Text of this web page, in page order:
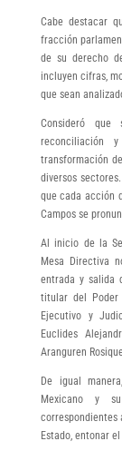
Cabe destacar
fracción
de su derecho
incluyen cifras,
que sean
Consideró
reconciliación
transformación
diversos
que cada acción
Campos se
Al inicio de la
Mesa Directiva
entrada y salida
titular del
Ejecutivo y
Euclides
Aranguren
De igual
Mexicano y
correspondientes
Estado, entonar